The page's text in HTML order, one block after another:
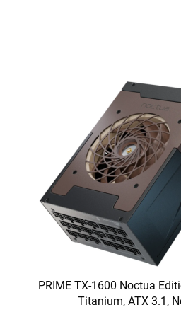
PRIME TX-1600 Noctua
Titanium, ATX 3.1,